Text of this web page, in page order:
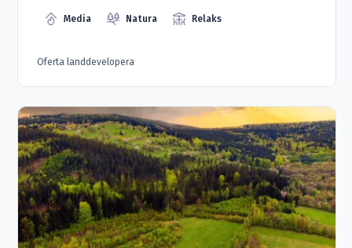
Media Natura Relaks
Oferta landdevelopera